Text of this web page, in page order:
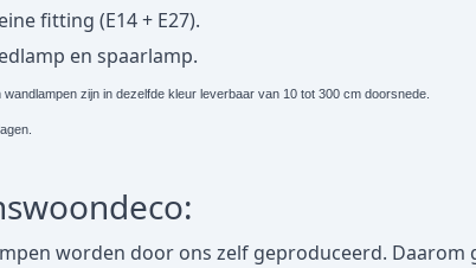
fitting (E14 + E27).
en spaarlamp.
zijn in dezelfde kleur leverbaar van 10 tot 300 cm doorsnede.
worden door ons zelf geproduceerd.